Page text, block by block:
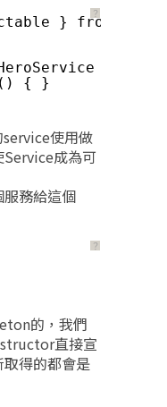
？
} from
{
{ }
使用做
成為可
務給這個
？
的，我們
直接宣
得的都會是